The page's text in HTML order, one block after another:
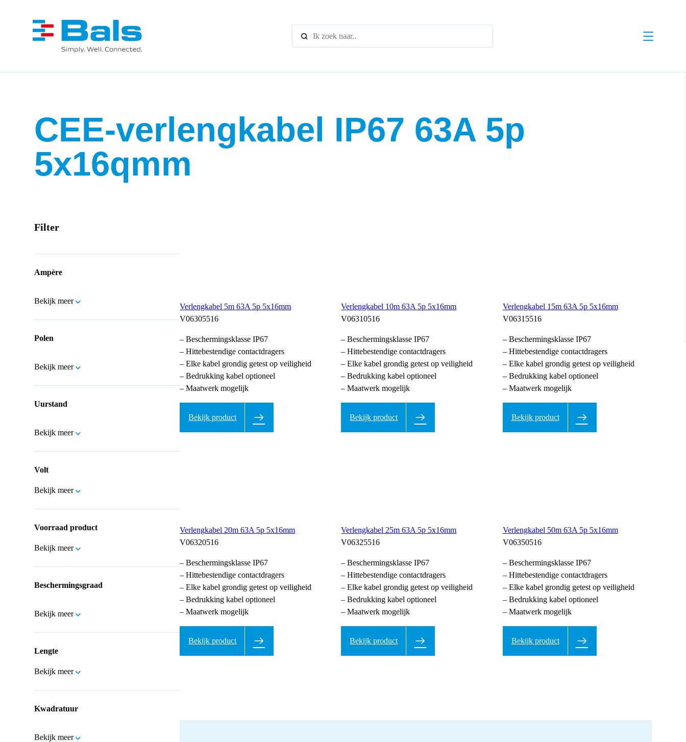
When autocomplete results are available use up and down arrows to review and enter to
CEE-verlengkabel IP67 63A 5p
5x16qmm
Filter
Ampère
Bekijk meer
Polen
Bekijk meer
Uurstand
Bekijk meer
Volt
Bekijk meer
Voorraad product
Bekijk meer
Beschermingsgraad
Bekijk meer
Lengte
Bekijk meer
Kwadratuur
Bekijk meer
Verlengkabel 5m 63A 5p 5x16mm
V06305516
– Beschermingsklasse IP67
– Hittebestendige contactdragers
– Elke kabel grondig getest op veiligheid
– Bedrukking kabel optioneel
– Maatwerk mogelijk
Bekijk product
Verlengkabel 10m 63A 5p 5x16mm
V06310516
– Beschermingsklasse IP67
– Hittebestendige contactdragers
– Elke kabel grondig getest op veiligheid
– Bedrukking kabel optioneel
– Maatwerk mogelijk
Bekijk product
Verlengkabel 15m 63A 5p 5x16mm
V06315516
– Beschermingsklasse IP67
– Hittebestendige contactdragers
– Elke kabel grondig getest op veiligheid
– Bedrukking kabel optioneel
– Maatwerk mogelijk
Bekijk product
Verlengkabel 20m 63A 5p 5x16mm
V06320516
– Beschermingsklasse IP67
– Hittebestendige contactdragers
– Elke kabel grondig getest op veiligheid
– Bedrukking kabel optioneel
– Maatwerk mogelijk
Bekijk product
Verlengkabel 25m 63A 5p 5x16mm
V06325516
– Beschermingsklasse IP67
– Hittebestendige contactdragers
– Elke kabel grondig getest op veiligheid
– Bedrukking kabel optioneel
– Maatwerk mogelijk
Bekijk product
Verlengkabel 50m 63A 5p 5x16mm
V06350516
– Beschermingsklasse IP67
– Hittebestendige contactdragers
– Elke kabel grondig getest op veiligheid
– Bedrukking kabel optioneel
– Maatwerk mogelijk
Bekijk product